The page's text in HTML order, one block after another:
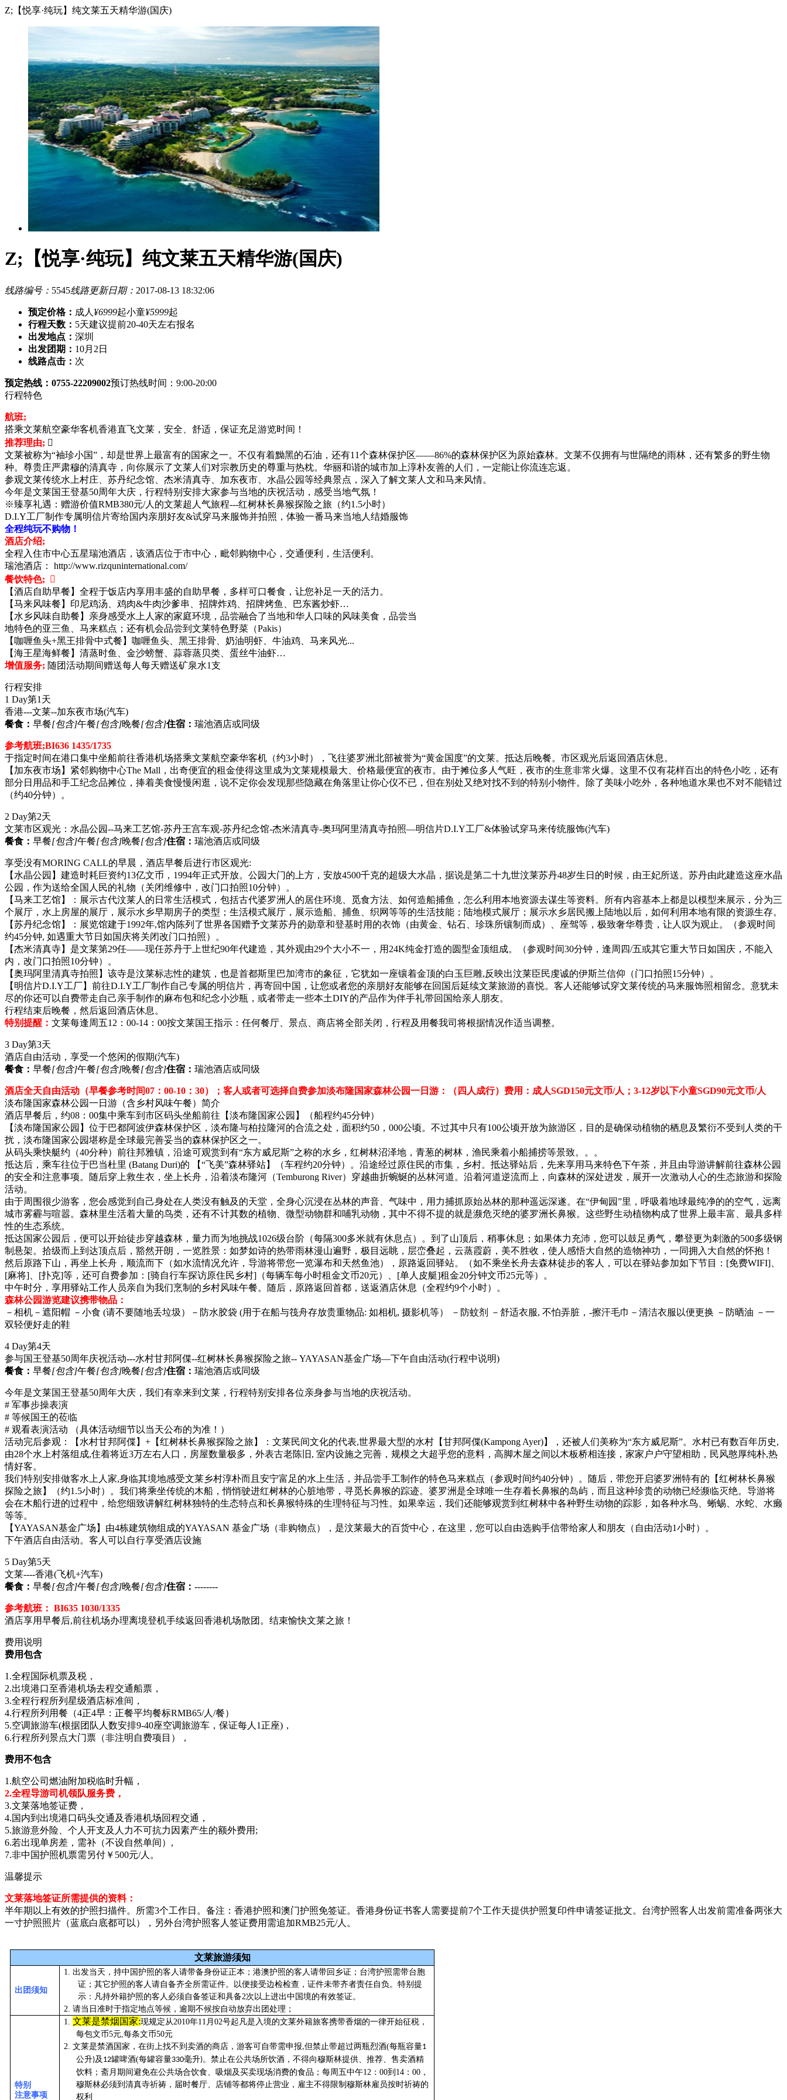
Z;【悦享·纯玩】纯文莱五天精华游(国庆)
Z;【悦享·纯玩】纯文莱五天精华游(国庆)
线路编号： 5545线路更新日期： 2017-08-13 18:32:06
预定价格： 成人 ¥6999起小童¥5999起
行程天数： 5天建议提前20-40天左右报名
出发地点： 深圳
出发团期： 10月2日
线路点击： 次
预定热线：0755-22209002预订热线时间：9:00-20:00
行程特色
航班;
搭乘文莱航空豪华客机香港直飞文莱，安全、舒适，保证充足游览时间！
推荐理由; 
文莱被称为“袖珍小国”，却是世界上最富有的国家之一。不仅有着黝黑的石油，还有11个森林保护区——86%的森林保护区为原始森林。文莱不仅拥有与世隔绝的雨林，还有繁多的野生物
种。尊贵庄严肃穆的清真寺，向你展示了文莱人们对宗教历史的尊重与热枕。华丽和谐的城市加上淳朴友善的人们，一定能让你流连忘返。
参观文莱传统水上村庄、苏丹纪念馆、杰米清真寺、加东夜市、水晶公园等经典景点，深入了解文莱人文和马来风情。
今年是文莱国王登基50周年大庆，行程特别安排大家参与当地的庆祝活动，感受当地气氛！
※臻享礼遇：赠游价值RMB380元/人的文莱超人气旅程---红树林长鼻猴探险之旅（约1.5小时）
D.I.Y工厂制作专属明信片寄给国内亲朋好友&试穿马来服饰并拍照，体验一番马来当地人结婚服饰
全程纯玩不购物！
酒店介绍;
全程入住市中心五星瑞池酒店，该酒店位于市中心，毗邻购物中心，交通便利，生活便利。
瑞池酒店： http://www.rizquninternational.com/
餐饮特色; 
【酒店自助早餐】全程于饭店内享用丰盛的自助早餐，多样可口餐食，让您补足一天的活力。
【马来风味餐】印尼鸡汤、鸡肉&牛肉沙爹串、招牌炸鸡、招牌烤鱼、巴东酱炒虾…
【水乡风味自助餐】亲身感受水上人家的家庭环境，品尝融合了当地和华人口味的风味美食，品尝当
地特色的亚三鱼、马来糕点；还有机会品尝到文莱特色野菜（Pakis）
【咖喱鱼头+黑王排骨中式餐】咖喱鱼头、黑王排骨、奶油明虾、牛油鸡、马来风光...
【海王星海鲜餐】清蒸时鱼、金沙螃蟹、蒜蓉蒸贝类、蛋丝牛油虾…
增值服务; 随团活动期间赠送每人每天赠送矿泉水1支
行程安排
1 Day第1天
香港---文莱--加东夜市场(汽车)
餐食： 早餐[包含]午餐[包含]晚餐[包含]住宿： 瑞池酒店或同级
参考航班;BI636 1435/1735
于指定时间在港口集中坐船前往香港机场搭乘文莱航空豪华客机（约3小时），飞往婆罗洲北部被誉为“黄金国度”的文莱。抵达后晚餐。市区观光后返回酒店休息。
【加东夜市场】紧邻购物中心The Mall，出奇便宜的租金使得这里成为文莱规模最大、价格最便宜的夜市。由于摊位多人气旺，夜市的生意非常火爆。这里不仅有花样百出的特色小吃，还有
部分日用品和手工纪念品摊位，捧着美食慢慢闲逛，说不定你会发现那些隐藏在角落里让你心仪不已，但在别处又绝对找不到的特别小物件。除了美味小吃外，各种地道水果也不对不能错过
（约40分钟）。
2 Day第2天
文莱市区观光：水晶公园--马来工艺馆-苏丹王宫车观-苏丹纪念馆-杰米清真寺-奥玛阿里清真寺拍照—明信片D.I.Y工厂&体验试穿马来传统服饰(汽车)
餐食： 早餐[包含]午餐[包含]晚餐[包含]住宿： 瑞池酒店或同级
享受没有MORING CALL的早晨，酒店早餐后进行市区观光:
【水晶公园】建造时耗巨资约13亿文币，1994年正式开放。公园大门的上方，安放4500千克的超级大水晶，据说是第二十九世汶莱苏丹48岁生日的时候，由王妃所送。苏丹由此建造这座水晶
公园，作为送给全国人民的礼物（关闭维修中，改门口拍照10分钟）。
【马来工艺馆】：展示古代汶莱人的日常生活模式，包括古代婆罗洲人的居住环境、觅食方法、如何造船捕鱼，怎么利用本地资源去谋生等资料。所有内容基本上都是以模型来展示，分为三
个展厅，水上房屋的展厅，展示水乡早期房子的类型；生活模式展厅，展示造船、捕鱼、织网等等的生活技能；陆地模式展厅；展示水乡居民搬上陆地以后，如何利用本地有限的资源生存。
【苏丹纪念馆】：展览馆建于1992年,馆内陈列了世界各国赠予文莱苏丹的勋章和登基时用的衣饰（由黄金、钻石、珍珠所镶制而成）、座驾等，极致奢华尊贵，让人叹为观止。（参观时间
约45分钟, 如遇重大节日如国庆将关闭改门口拍照）。
【杰米清真寺】是文莱第29任——现任苏丹于上世纪90年代建造，其外观由29个大小不一，用24K纯金打造的圆型金顶组成。（参观时间30分钟，逢周四/五或其它重大节日如国庆，不能入
内，改门口拍照10分钟）。
【奥玛阿里清真寺拍照】该寺是汶莱标志性的建筑，也是首都斯里巴加湾市的象征，它犹如一座镶着金顶的白玉巨雕,反映出汶莱臣民虔诚的伊斯兰信仰（门口拍照15分钟）。
【明信片D.I.Y工厂】前往D.I.Y工厂制作自己专属的明信片，再寄回中国，让您或者您的亲朋好友能够在回国后延续文莱旅游的喜悦。客人还能够试穿文莱传统的马来服饰照相留念。意犹未
尽的你还可以自费带走自己亲手制作的麻布包和纪念小沙瓶，或者带走一些本土DIY的产品作为伴手礼带回国给亲人朋友。
行程结束后晚餐，然后返回酒店休息。
特别提醒： 文莱每逢周五12：00-14：00按文莱国王指示：任何餐厅、景点、商店将全部关闭，行程及用餐我司将根据情况作适当调整。
3 Day第3天
酒店自由活动，享受一个悠闲的假期(汽车)
餐食： 早餐[包含]午餐[包含]晚餐[包含]住宿： 瑞池酒店或同级
酒店全天自由活动（早餐参考时间07：00-10：30）；客人或者可选择自费参加淡布隆国家森林公园一日游：（四人成行）费用：成人SGD150元文币/人；3-12岁以下小童SGD90元文币/人
淡布隆国家森林公园一日游（含乡村风味午餐）简介
酒店早餐后，约08：00集中乘车到市区码头坐船前往【淡布隆国家公园】（船程约45分钟）
【淡布隆国家公园】位于巴都阿波伊森林保护区，淡布隆与柏拉隆河的合流之处，面积约50，000公顷。不过其中只有100公顷开放为旅游区，目的是确保动植物的栖息及繁衍不受到人类的干
扰，淡布隆国家公园堪称是全球最完善妥当的森林保护区之一。
从码头乘快艇约（40分种）前往邦雅镇，沿途可观赏到有“东方威尼斯”之称的水乡，红树林沼泽地，青葱的树林，渔民乘着小船捕捞等景致。。。
抵达后，乘车往位于巴当杜里 (Batang Duri)的 【“飞美”森林驿站】（车程约20分钟）。沿途经过原住民的市集，乡村。抵达驿站后，先来享用马来特色下午茶，并且由导游讲解前往森林公园
的安全和注意事项。随后穿上救生衣，坐上长舟，沿着淡布隆河（Temburong River）穿越曲折蜿蜒的丛林河道。沿着河道逆流而上，向森林的深处进发，展开一次激动人心的生态旅游和探险
活动。
由于周围很少游客，您会感觉到自己身处在人类没有触及的天堂，全身心沉浸在丛林的声音、气味中，用力捕抓原始丛林的那种遥远深遂。在“伊甸园”里，呼吸着地球最纯净的的空气，远离
城市雾霾与喧嚣。森林里生活着大量的鸟类，还有不计其数的植物、微型动物群和哺乳动物，其中不得不提的就是濒危灭绝的婆罗洲长鼻猴。这些野生动植物构成了世界上最丰富、最具多样
性的生态系统。
抵达国家公园后，便可以开始徒步穿越森林，量力而为地挑战1026级台阶（每隔300多米就有休息点）。到了山顶后，稍事休息；如果体力充沛，您可以鼓足勇气，攀登更为刺激的500多级钢
制悬架。拾级而上到达顶点后，豁然开朗，一览胜景：如梦如诗的热带雨林漫山遍野，极目远眺，层峦叠起，云蒸霞蔚，美不胜收，使人感悟大自然的造物神功，一同拥入大自然的怀抱！
然后原路下山，再坐上长舟，顺流而下（如水流情况允许，导游将带您一览瀑布和天然鱼池），原路返回驿站。（如不乘坐长舟去森林徒步的客人，可以在驿站参加如下节目：[免费WIFI]、
[麻将]、[扑克]等，还可自费参加：[骑自行车探访原住民乡村]（每辆车每小时租金文币20元）、[单人皮艇]租金20分钟文币25元等）。
中午时分，享用驿站工作人员亲自为我们烹制的乡村风味午餐。随后，原路返回首都，送返酒店休息（全程约9个小时）。
森林公园游览建议携带物品：
－相机－遮阳帽 －小食 (请不要随地丢垃圾）－防水胶袋 (用于在船与筏舟存放贵重物品: 如相机, 摄影机等） －防蚊剂 －舒适衣服, 不怕弄脏，-擦汗毛巾－清洁衣服以便更换 －防晒油 －一
双轻便好走的鞋
4 Day第4天
参与国王登基50周年庆祝活动---水村甘邦阿偞--红树林长鼻猴探险之旅-- YAYASAN基金广场—下午自由活动(行程中说明)
餐食： 早餐[包含]午餐[包含]晚餐[包含]住宿： 瑞池酒店或同级
今年是文莱国王登基50周年大庆，我们有幸来到文莱，行程特别安排各位亲身参与当地的庆祝活动。
# 军事步操表演
# 等候国王的莅临
# 观看表演活动 （具体活动细节以当天公布的为准！）
活动完后参观：【水村甘邦阿偞】+【红树林长鼻猴探险之旅】：文莱民间文化的代表,世界最大型的水村【甘邦阿偞(Kampong Ayer)】，还被人们美称为“东方威尼斯”。水村已有数百年历史,
由28个水上村落组成,住着将近3万左右人口，房屋数量极多，外表古老陈旧, 室内设施之完善，规模之大超乎您的意料，高脚木屋之间以木板桥相连接，家家户户守望相助，民风憨厚纯朴,热
情好客。
我们特别安排做客水上人家,身临其境地感受文莱乡村淳朴而且安宁富足的水上生活，并品尝手工制作的特色马来糕点（参观时间约40分钟）。随后，带您开启婆罗洲特有的【红树林长鼻猴
探险之旅】（约1.5小时）。我们将乘坐传统的木船，悄悄驶进红树林的心脏地带，寻觅长鼻猴的踪迹。婆罗洲是全球唯一生存着长鼻猴的岛屿，而且这种珍贵的动物已经濒临灭绝。导游将
会在木船行进的过程中，给您细致讲解红树林独特的生态特点和长鼻猴特殊的生理特征与习性。如果幸运，我们还能够观赏到红树林中各种野生动物的踪影，如各种水鸟、蜥蜴、水蛇、水癞
等等。
【YAYASAN基金广场】由4栋建筑物组成的YAYASAN 基金广场（非购物点），是汶莱最大的百货中心，在这里，您可以自由选购手信带给家人和朋友（自由活动1小时）。
下午酒店自由活动。客人可以自行享受酒店设施
5 Day第5天
文莱----香港(飞机+汽车)
餐食： 早餐[包含]午餐[包含]晚餐[包含]住宿： --------
参考航班： BI635 1030/1335
酒店享用早餐后,前往机场办理离境登机手续返回香港机场散团。结束愉快文莱之旅！
费用说明
费用包含
1.全程国际机票及税，
2.出境港口至香港机场去程交通船票，
3.全程行程所列星级酒店标准间，
4.行程所列用餐（4正4早：正餐平均餐标RMB65/人/餐）
5.空调旅游车(根据团队人数安排9-40座空调旅游车，保证每人1正座)，
6.行程所列景点大门票（非注明自费项目），
费用不包含
1.航空公司燃油附加税临时升幅，
2.全程导游司机领队服务费，
3.文莱落地签证费，
4.国内到出境港口码头交通及香港机场回程交通，
5.旅游意外险、个人开支及人力不可抗力因素产生的额外费用;
6.若出现单房差，需补（不设自然单间）,
7.非中国护照机票需另付￥500元/人。
温馨提示
文莱落地签证所需提供的资料：
半年期以上有效的护照扫描件。所需3个工作日。备注：香港护照和澳门护照免签证。香港身份证书客人需要提前7个工作天提供护照复印件申请签证批文。台湾护照客人出发前需准备两张大
一寸护照照片（蓝底白底都可以），另外台湾护照客人签证费用需追加RMB25元/人。
文莱旅游须知
出团须知
1.
出发当天，持中国护照的客人请带备身份证正本；港澳护照的客人请带回乡证；台湾护照需带台胞
证；其它护照的客人请自备齐全所需证件。以便接受边检检查，证件未带齐者责任自负。特别提
示：凡持外籍护照的客人必须自备签证和具备2次以上进出中国境的有效签证。
2.
请当日准时于指定地点等候，逾期不候按自动放弃出团处理；
特别
注意事项
1. 文莱是禁烟国家:现规定从2010年11月02号起凡是入境的文莱外籍旅客携带香烟的一律开始征税，
每包文币5元,每条文币50元
2.
文莱是禁酒国家，在街上找不到卖酒的商店 ，游客可自带需申报,但禁止带超过两瓶烈酒(每瓶容量1
公升)及 12罐啤酒(每罐容量330毫升)。禁止在公共场所饮酒，不得向穆斯林提供、推荐、售卖酒精
饮料；斋月期间避免在公共场合饮食、吸烟及买卖现场消费的食品；每周五中午12：00到14：00，
穆斯林必须到清真寺祈祷，届时餐厅、店铺等都将停止营业，雇主不得限制穆斯林雇员按时祈祷的
权利